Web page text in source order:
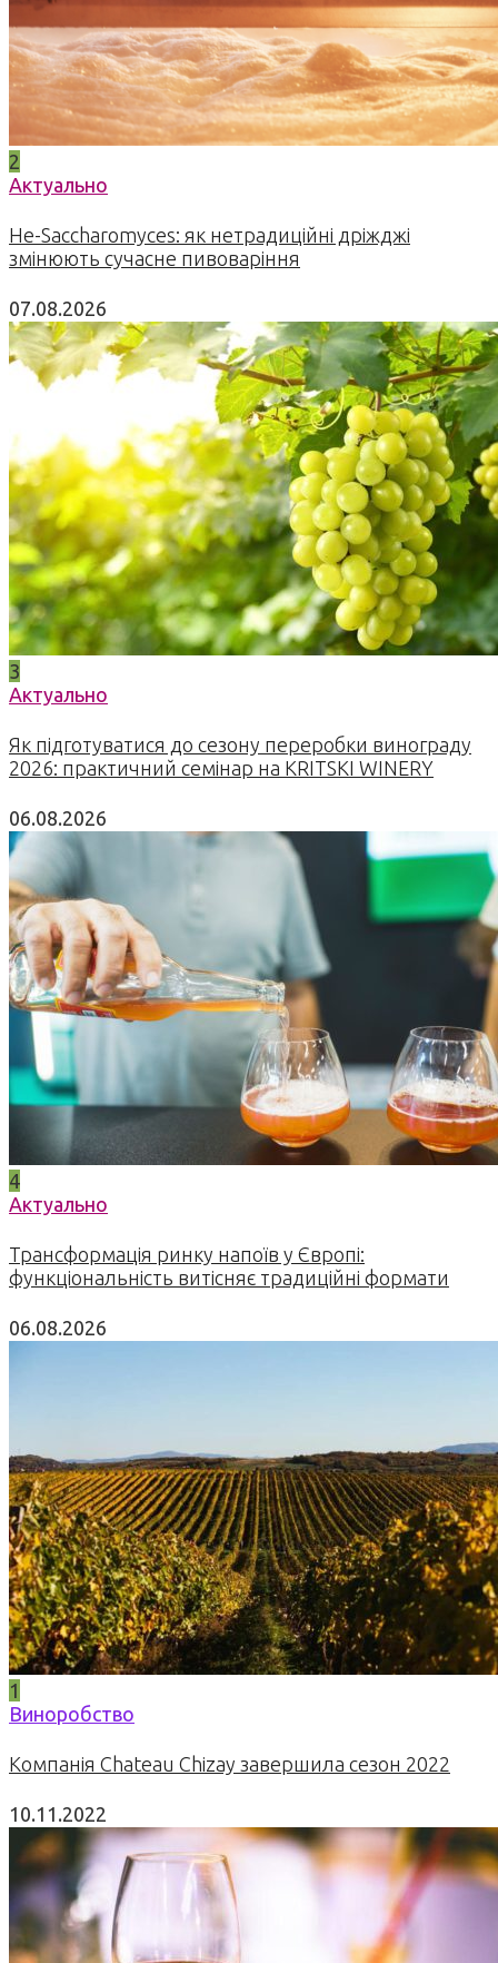
2
Актуально
Не-Saccharomyces: як нетрадиційні дріжджі
змінюють сучасне пивоваріння
07.08.2026
3
Актуально
Як підготуватися до сезону переробки винограду
2026: практичний семінар на KRITSKI WINERY
06.08.2026
4
Актуально
Трансформація ринку напоїв у Європі:
функціональність витісняє традиційні формати
06.08.2026
1
Виноробство
Компанія Chateau Chizay завершила сезон 2022
10.11.2022